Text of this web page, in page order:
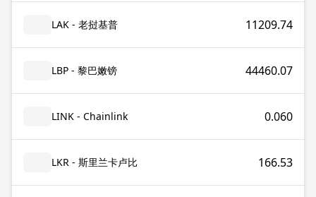
LAK - 老挝基普 11209.74
LBP - 黎巴嫩镑 44460.07
LINK - Chainlink 0.060
LKR - 斯里兰卡卢比 166.53